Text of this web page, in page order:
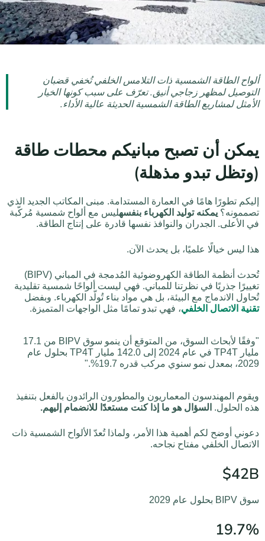
ألواح الطاقة الشمسية ذات التلامس الخلفي تُخفي قضبان
التوصيل لمظهر زجاجي أنيق. تعرّف على سبب كونها الخيار
الأمثل لمشاريع الطاقة الشمسية الحديثة عالية الأداء.
يمكن أن تصبح مبانيكم محطات طاقة
(وتظل تبدو مذهلة)
إليكم تطورًا هامًا في العمارة المستدامة. مبنى المكاتب الجديد الذي
تصممونه؟ يمكنه توليد الكهرباء بنفسهليس مع ألواح شمسية مُركّبة
في الأعلى. الجدران والنوافذ نفسها قادرة على إنتاج الطاقة.
هذا ليس خيالًا علميًا، بل يحدث الآن.
تُحدث أنظمة الطاقة الكهروضوئية المُدمجة في المباني (BIPV)
تغييرًا جذريًا في نظرتنا للمباني. فهي ليست ألواحًا شمسية تقليدية
تُحاول الاندماج مع البيئة، بل هي مواد بناء تُولّد الكهرباء. وبفضل
تقنية الاتصال الخلفي، فهي تبدو تمامًا مثل الواجهات المتميزة.
"وفقًا لأبحاث السوق، من المتوقع أن ينمو سوق BIPV من 17.1
مليار TP4T في عام 2024 إلى 142.0 مليار TP4T بحلول عام
2029، بمعدل نمو سنوي مركب قدره 19.7%."
ويقوم المهندسون المعماريون والمطورون الرائدون بالفعل بتنفيذ
هذه الحلول. السؤال هو ما إذا كنت مستعدًا للانضمام إليهم.
دعوني أوضح لكم أهمية هذا الأمر، ولماذا تُعدّ الألواح الشمسية ذات
الاتصال الخلفي مفتاح نجاحه.
$42B
سوق BIPV بحلول عام 2029
19.7%